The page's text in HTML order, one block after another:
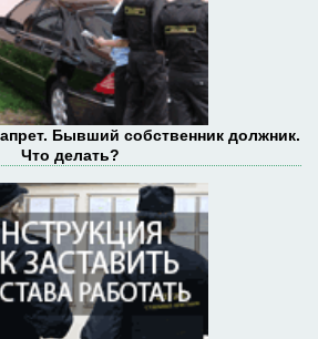
Бывший собственник должник.
Что делать?